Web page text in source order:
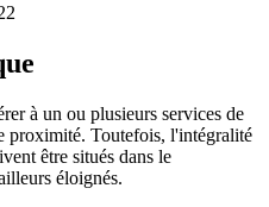
à un ou plusieurs services de
proximité. Toutefois, l'intégralité
être situés dans le
éloignés.